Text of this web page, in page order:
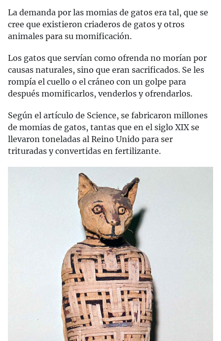
La demanda por las momias de gatos era tal, que se
cree que existieron criaderos de gatos y otros
animales para su momificación.
Los gatos que servían como ofrenda no morían por
causas naturales, sino que eran sacrificados. Se les
rompía el cuello o el cráneo con un golpe para
después momificarlos, venderlos y ofrendarlos.
Según el artículo de Science, se fabricaron millones
de momias de gatos, tantas que en el siglo XIX se
llevaron toneladas al Reino Unido para ser
trituradas y convertidas en fertilizante.